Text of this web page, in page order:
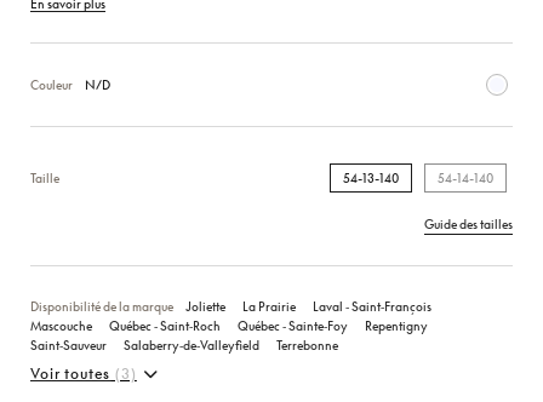
En savoir plus
Couleur N/D
Taille 54-13-140 54-14-140
Guide des tailles
Disponibilité de la marque Joliette La Prairie
Laval ‑ Saint‑François
Mascouche
Québec ‑ Saint‑Roch Québec ‑ Sainte‑Foy
Repentigny
Saint‑Sauveur
Salaberry‑de‑Valleyfield Terrebonne
Voir toutes (3)